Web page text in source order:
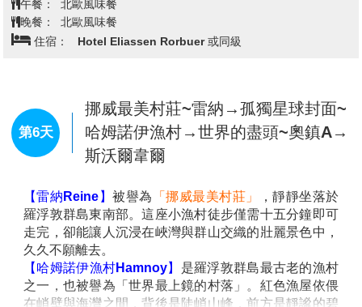
【納維克Narvik】
的城市之一。這裡三面環山，一側臨著壯闊的奧福特峽
籠罩在金色光暈之中。納維克同時擁有重要的歷史背
景，二戰期間因鐵礦運輸與戰略地位而廣為人知，今日
則以獨特的自然景觀和文化底蘊吸引旅人到訪。
【羅弗敦群島Lofoten Islands】
的峽灣、雪白的山峰與湛藍海水交織成一幅壯麗畫卷。
漁村沿岸而建，紅色漁屋點綴在碧海藍天之間，形成童
話般的北國風景。
【亨寧斯維爾Henningsvaer】
被稱為
斯」 ，是群島中最迷人的漁村之一。彩色木屋沿著港灣
錯落排列，漁船悠然停泊，映襯著深藍的海水與遠方雪
山，畫面如詩如畫。這裡的漁業文化歷史悠久，小鎮散
查看完整資訊
早餐： 飯店早餐
午餐： 北歐風味餐
晚餐：
中式六菜一湯
住宿： Scandic Svolvaer 或 Thon Hotel Lofoten 或同級